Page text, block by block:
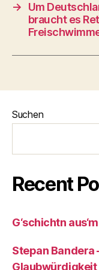
→
Um
braucht es
Suchen
Recent
G‘schichtn
Stepan Bandera